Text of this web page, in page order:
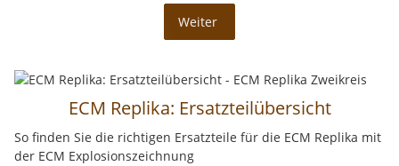
Weiter
ECM Replika: Ersatzteilübersicht
So finden Sie die richtigen Ersatzteile für die ECM Replika mit
der ECM Explosionszeichnung